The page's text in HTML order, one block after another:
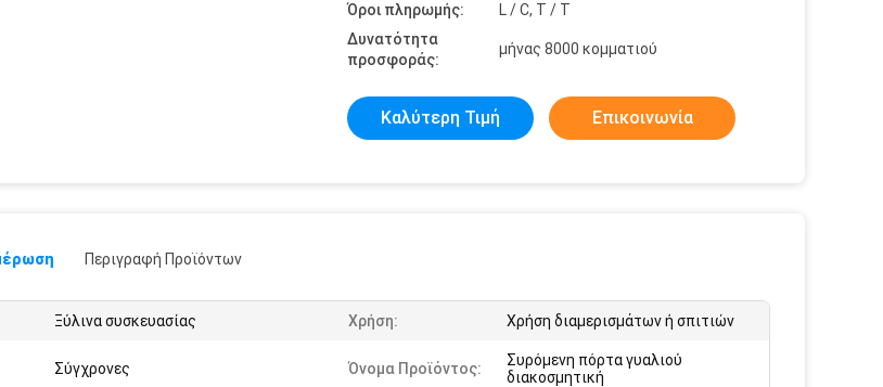
Όροι πληρωμής:
L / C, T / T
Δυνατότητα
προσφοράς:
μήνας 8000 κομματιού
Καλύτερη Τιμή Επικοινωνία
Περιγραφή Προϊόντων
Ξύλινα συσκευασίας Χρήση: Χρήση διαμερισμάτων ή σπιτιών
Σύγχρονες Όνομα Προϊόντος:
Συρόμενη πόρτα γυαλιού
διακοσμητική